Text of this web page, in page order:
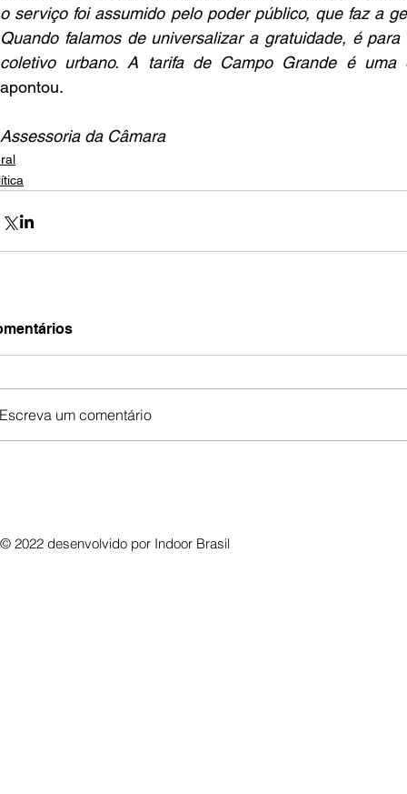
o serviço foi assumido pelo poder público, que faz a
Quando falamos de universalizar a gratuidade, é
coletivo urbano. A tarifa de Campo Grande é
apontou.
Assessoria da Câmara
Escreva um comentário
© 2022 desenvolvido por Indoor Brasil